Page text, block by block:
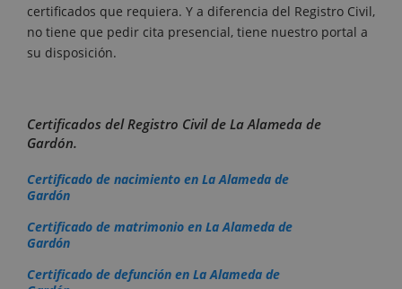
certificados que requiera. Y a diferencia del Registro Civil,
no tiene que pedir cita presencial, tiene nuestro portal a
su disposición.
Certificados del Registro Civil de La Alameda de
Gardón.
Certificado de nacimiento en La Alameda de
Gardón
Certificado de matrimonio en La Alameda de
Gardón
Certificado de defunción en La Alameda de